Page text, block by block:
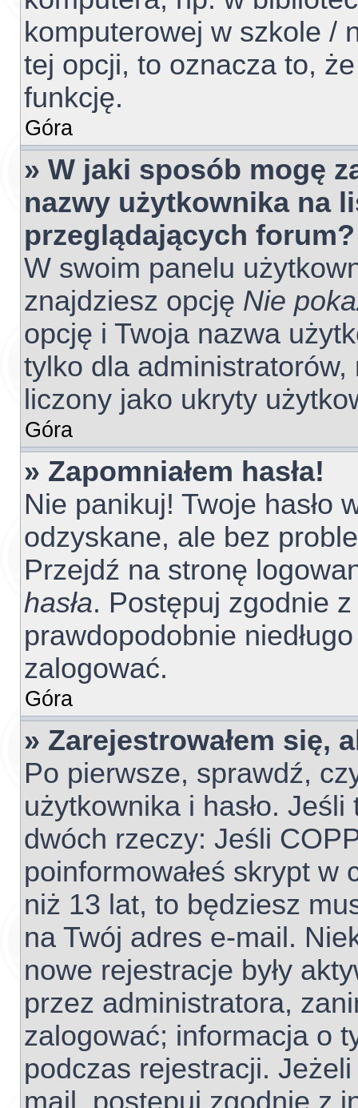
komputerowej w szkole /
tej opcji, to oznacza to,
funkcję.
Góra
» W jaki sposób mogę
nazwy użytkownika na
przeglądających forum?
W swoim panelu
znajdziesz opcję Nie
opcję i Twoja nazwa
tylko dla
liczony jako ukryty
Góra
» Zapomniałem hasła!
Nie panikuj! Twoje hasło
odzyskane, ale bez
Przejdź na stronę
hasła. Postępuj zgodnie
prawdopodobnie
zalogować.
Góra
» Zarejestrowałem się,
Po pierwsze, sprawdź,
użytkownika i hasło.
dwóch rzeczy: Jeśli
poinformowałeś skrypt
niż 13 lat, to będziesz
na Twój adres e-mail.
nowe rejestracje były
przez administratora,
zalogować; informacja o
podczas rejestracji. Jeżeli
mail, postępuj zgodnie z